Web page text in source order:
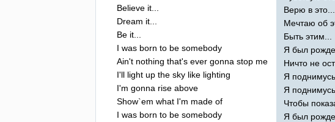
Believe it
Dream it
Be it
I was born to be somebody
Ain't nothing that's ever gonna stop me
I'll light up the sky like lighting
I'm gonna rise above
Show`em what I'm made of
I was born to be somebody
Верю в это...
Мечтаю об
Быть этим...
Я был
Ничто не
Я
Я
Чтобы
Я был